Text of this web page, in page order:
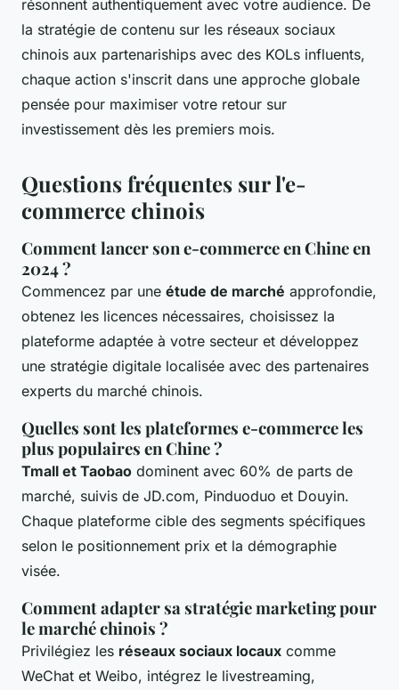
résonnent authentiquement avec votre audience. De
la stratégie de contenu sur les réseaux sociaux
chinois aux partenariships avec des KOLs influents,
chaque action s'inscrit dans une approche globale
pensée pour maximiser votre retour sur
investissement dès les premiers mois.
Questions fréquentes sur l'e-
commerce chinois
Comment lancer son e-commerce en Chine en
2024 ?
Commencez par une étude de marché approfondie,
obtenez les licences nécessaires, choisissez la
plateforme adaptée à votre secteur et développez
une stratégie digitale localisée avec des partenaires
experts du marché chinois.
Quelles sont les plateformes e-commerce les
plus populaires en Chine ?
Tmall et Taobao dominent avec 60% de parts de
marché, suivis de JD.com, Pinduoduo et Douyin.
Chaque plateforme cible des segments spécifiques
selon le positionnement prix et la démographie
visée.
Comment adapter sa stratégie marketing pour
le marché chinois ?
Privilégiez les réseaux sociaux locaux comme
WeChat et Weibo, intégrez le livestreaming,